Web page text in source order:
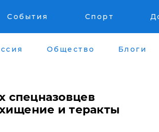
События Спорт
Общество Блоги
спецназовцев
и теракты